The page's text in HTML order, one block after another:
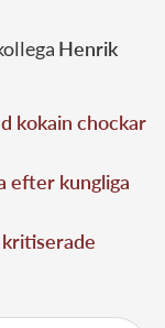
Henrik
kokain chockar
efter kungliga